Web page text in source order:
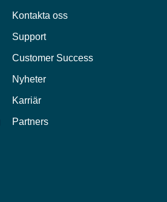
Kontakta oss
Support
Customer Success
Nyheter
Karriär
Partners